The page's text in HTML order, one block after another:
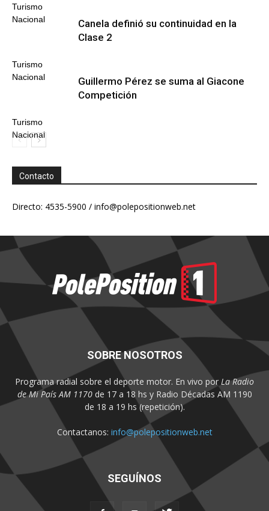
Turismo
Nacional
Turismo
Nacional
Canela definió su continuidad en la
Clase 2
Turismo
Nacional
Guillermo Pérez se suma al Giacone
Competición
Contacto
Directo: 4535-5900 / info@polepositionweb.net
SOBRE NOSOTROS
Programa radial sobre el deporte motor. En vivo por La Radio
de Mi País AM 1170de 17 a 18 hs y Radio Décadas AM 1190
de 18 a 19 hs (repetición).
Contactanos: info@polepositionweb.net
SEGUÍNOS